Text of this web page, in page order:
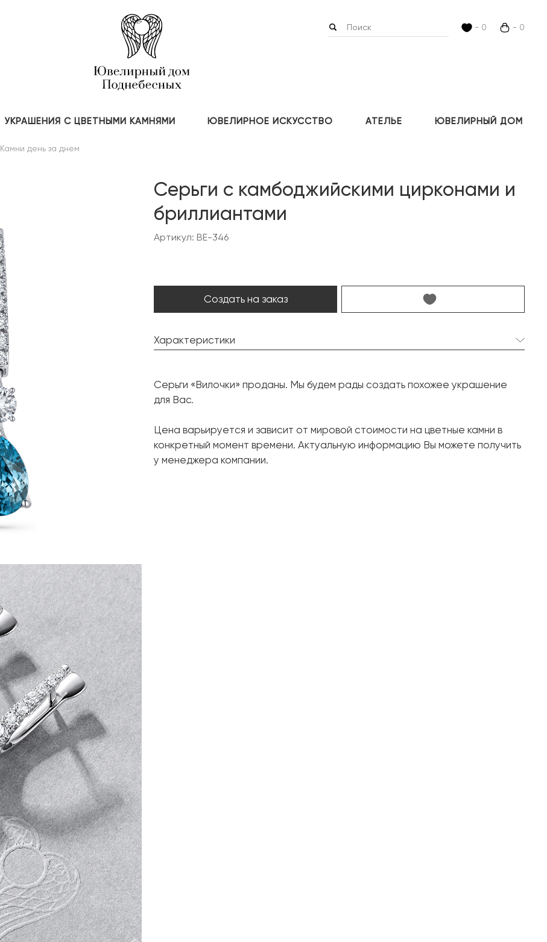
- 0 - 0
УКРАШЕНИЯ С ЦВЕТНЫМИ КАМНЯМИ ЮВЕЛИРНОЕ ИСКУССТВО АТЕЛЬЕ ЮВЕЛИРНЫЙ ДОМ
Камни день за днем
Серьги с камбоджийскими цирконами и
бриллиантами
Артикул: BE-346
Создать на заказ
Характеристики
Форма огранки:
Груша
Форма огранки:
Металл:
Серьги «Вилочки» проданы. Мы будем рады создать похожее украшение
для Вас.
Цена варьируется и зависит от мировой стоимости на цветные камни в
конкретный момент времени. Актуальную информацию Вы можете получить
у менеджера компании.